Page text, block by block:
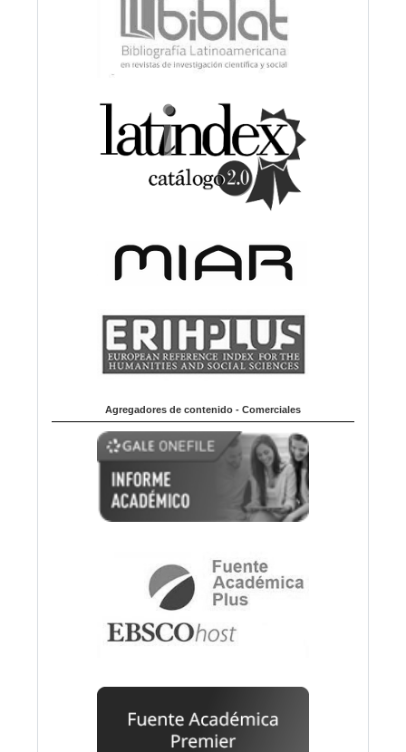
Agregadores de contenido - Comerciales